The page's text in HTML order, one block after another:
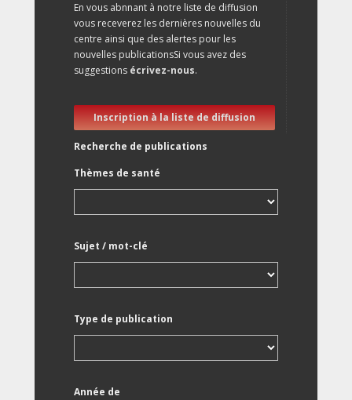
En vous abnnant à notre liste de diffusion
vous receverez les dernières nouvelles du
centre ainsi que des alertes pour les
nouvelles publicationsSi vous avez des
suggestions écrivez-nous.
Inscription à la liste de diffusion
Recherche de publications
Thèmes de santé
Sujet / mot-clé
Type de publication
Année de